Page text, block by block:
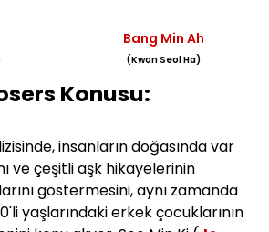
Bang Min Ah
(Kwon Seol Ha)
Konusu:
insanların doğasında var
ve çeşitli aşk hikayelerinin
göstermesini, aynı zamanda
yaşlarındaki erkek çocuklarının